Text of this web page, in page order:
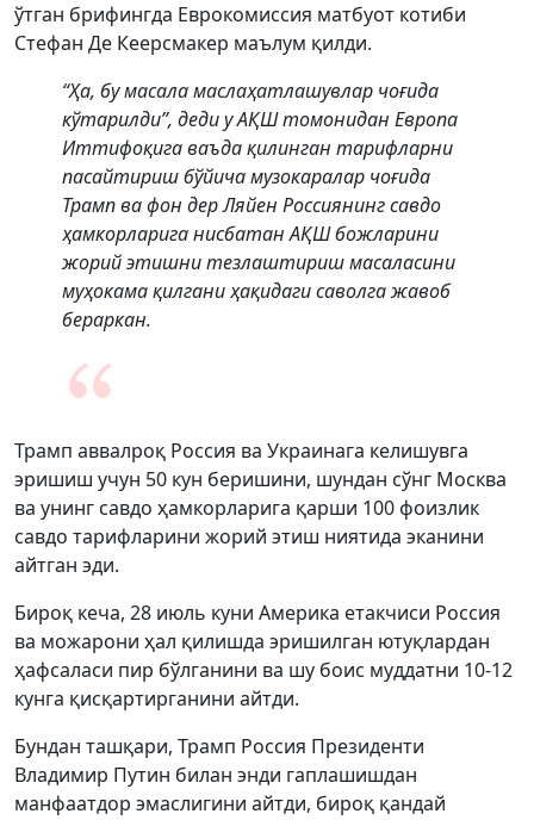
ўтган брифингда Еврокомиссия матбуот котиби
Стефан Де Кеерсмакер маълум қилди.
“Ҳа, бу масала маслаҳатлашувлар чоғида
кўтарилди”, деди у АҚШ томонидан Европа
Иттифоқига ваъда қилинган тарифларни
пасайтириш бўйича музокаралар чоғида
Трамп ва фон дер Ляйен Россиянинг савдо
ҳамкорларига нисбатан АҚШ божларини
жорий этишни тезлаштириш масаласини
муҳокама қилгани ҳақидаги саволга жавоб
бераркан.
Трамп аввалроқ Россия ва Украинага келишувга
эришиш учун 50 кун беришини, шундан сўнг Москва
ва унинг савдо ҳамкорларига қарши 100 фоизлик
савдо тарифларини жорий этиш ниятида эканини
айтган эди.
Бироқ кеча, 28 июль куни Америка етакчиси Россия
ва можарони ҳал қилишда эришилган ютуқлардан
ҳафсаласи пир бўлганини ва шу боис муддатни 10-12
кунга қисқартирганини айтди.
Бундан ташқари, Трамп Россия Президенти
Владимир Путин билан энди гаплашишдан
манфаатдор эмаслигини айтди, бироқ қандай